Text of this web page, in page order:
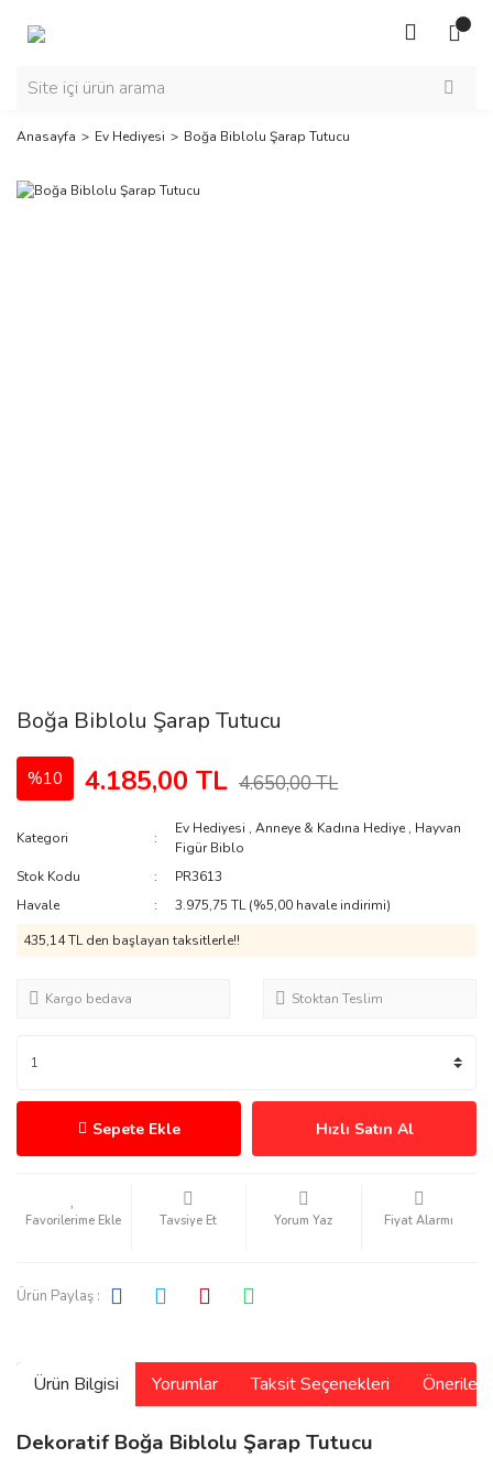
Anasayfa Ev Hediyesi Boğa Biblolu Şarap Tutucu
Boğa Biblolu Şarap Tutucu
%10 4.185,00 TL 4.650,00 TL
Kategori
Ev Hediyesi ,Anneye & Kadına Hediye , Hayvan
Figür Biblo
Stok Kodu
PR3613
Havale
3.975,75 TL (%5,00 havale indirimi)
435,14 TL den başlayan taksitlerle!!
Kargo bedava Stoktan Teslim
Sepete Ekle Hızlı Satın Al
Tavsiye Et Yorum Yaz Fiyat Alarmı
Ürün Paylaş :
Ürün Bilgisi Yorumlar Taksit Seçenekleri
Dekoratif Boğa Biblolu Şarap Tutucu